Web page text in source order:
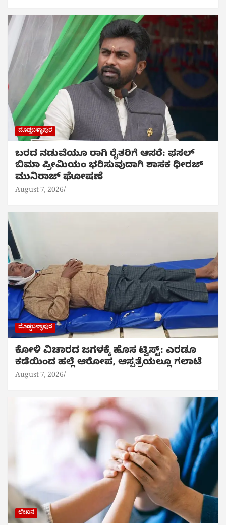
ದೊಡ್ಡಬಳ್ಳಾಪುರ
ಬರದ ನಡುವೆಯೂ ರಾಗಿ ರೈತರಿಗೆ ಆಸರೆ: ಫಸಲ್
ಬಿಮಾ ಪ್ರೀಮಿಯಂ ಭರಿಸುವುದಾಗಿ ಶಾಸಕ ಧೀರಜ್
ಮುನಿರಾಜ್ ಘೋಷಣೆ
August 7, 2026
ದೊಡ್ಡಬಳ್ಳಾಪುರ
ಕೋಳಿ ವಿಚಾರದ ಜಗಳಕ್ಕೆ ಹೊಸ ಟ್ವಿಸ್ಟ್: ಎರಡೂ
ಕಡೆಯಿಂದ ಹಲ್ಲೆ ಆರೋಪ, ಆಸ್ಪತ್ರೆಯಲ್ಲೂ ಗಲಾಟೆ
August 7, 2026
ಲೇಖನ